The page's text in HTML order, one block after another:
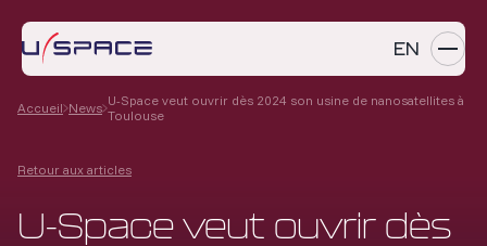
EN
SERVICES
PRODUITS
RÉFÉRENCES
Accueil News U-Space veut ouvrir dès 2024 son usine de nanosatellites à
Toulouse
Retour aux articles
U-Space veut ouvrir dès